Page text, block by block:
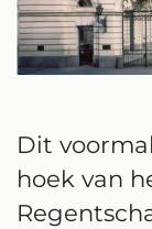
Dit
hoek van